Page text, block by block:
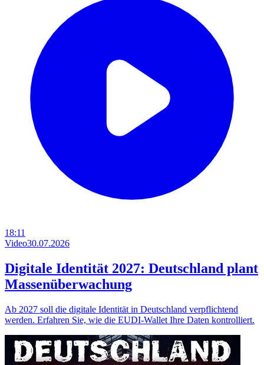
18:11
Video30.07.2026
Digitale Identität 2027: Deutschland plant
Massenüberwachung
Ab 2027 soll die digitale Identität in Deutschland verpflichtend
werden. Erfahren Sie, wie die EUDI-Wallet Ihre Daten kontrolliert.